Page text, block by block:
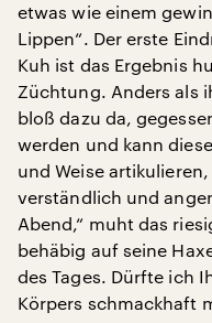
etwas wie einem
Lippen“. Der erste
Kuh ist das Ergebnis
Züchtung. Anders als
bloß dazu da,
werden und kann
und Weise
verständlich und
Abend,“ muht das
behäbig auf seine
des Tages. Dürfte ich
Körpers schmackhaft